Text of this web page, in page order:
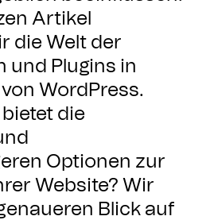
Artikel
die Welt der
und Plugins in
WordPress.
die
Optionen zur
Website? Wir
Blick auf